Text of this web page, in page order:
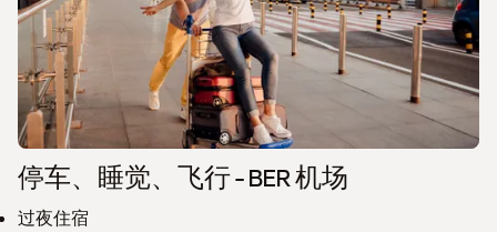
停车、睡觉、飞行 - BER 机场
过夜住宿